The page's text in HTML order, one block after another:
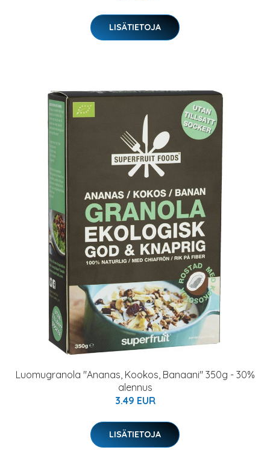
LISÄTIETOJA
Luomugranola "Ananas, Kookos, Banaani" 350g - 30%
alennus
3.49 EUR
LISÄTIETOJA